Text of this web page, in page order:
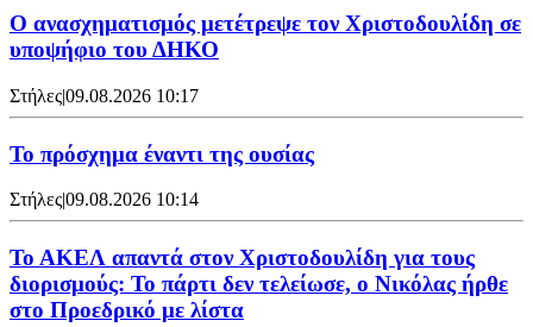
Ο ανασχηματισμός μετέτρεψε τον Χριστοδουλίδη σε
υποψήφιο του ΔΗΚΟ
Στήλες|09.08.2026 10:17
Το πρόσχημα έναντι της ουσίας
Στήλες|09.08.2026 10:14
Το ΑΚΕΛ απαντά στον Χριστοδουλίδη για τους
διορισμούς: Το πάρτι δεν τελείωσε, ο Νικόλας ήρθε
στο Προεδρικό με λίστα